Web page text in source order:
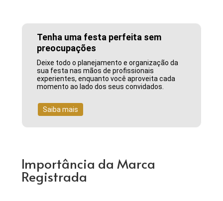
Tenha uma festa perfeita sem
preocupações
Deixe todo o planejamento e organização da
sua festa nas mãos de profissionais
experientes, enquanto você aproveita cada
momento ao lado dos seus convidados.
Saiba mais
Importância da Marca
Registrada